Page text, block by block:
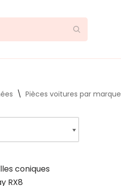
\ Pièces voitures par marque